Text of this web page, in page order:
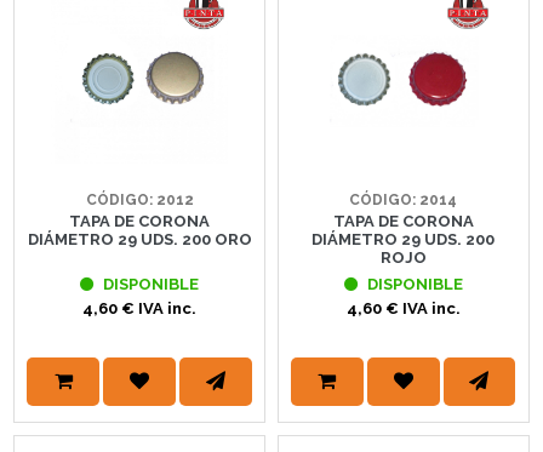
CÓDIGO: 2012
TAPA DE CORONA
DIÁMETRO 29 UDS. 200 ORO
DISPONIBLE
4,60 € IVA inc.
CÓDIGO: 2014
TAPA DE CORONA
DIÁMETRO 29 UDS. 200
ROJO
DISPONIBLE
4,60 € IVA inc.